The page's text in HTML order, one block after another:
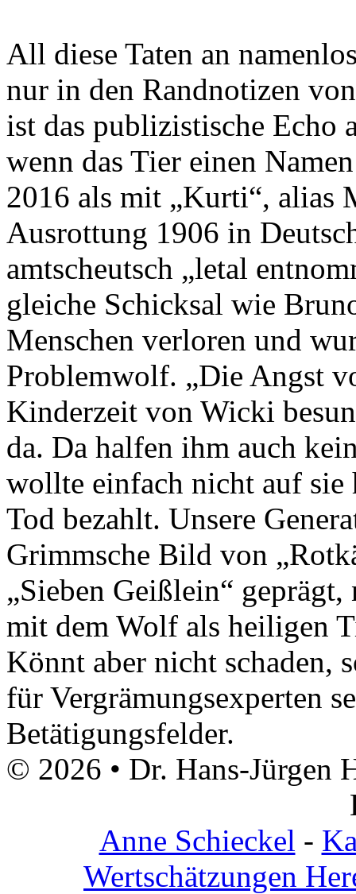
All diese Taten an
nur in den Randnotizen
ist das publizistische
wenn das Tier einen
2016 als mit „Kurti“, alias
Ausrottung 1906 in
amtscheutsch „letal
gleiche Schicksal wie
Menschen verloren und
Problemwolf. „Die Angst
Kinderzeit von Wicki
da. Da halfen ihm auch
wollte einfach nicht auf sie
Tod bezahlt. Unsere
Grimmsche Bild von
„Sieben Geißlein“
mit dem Wolf als heiligen
Könnt aber nicht schaden,
für Vergrämungsexperten
Betätigungsfelder.
© 2026 • Dr. Hans-Jürgen
Anne Schieckel -
Wertschätzungen